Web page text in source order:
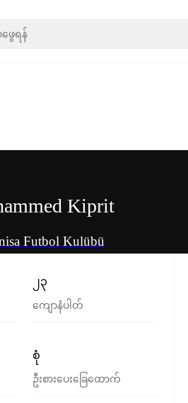
ျော်သွားရန်
Kiprit
Futbol Kulübü
၂၃
ကျောနံပါတ်
စုံ
ဦးစားပေးခြေထောက်